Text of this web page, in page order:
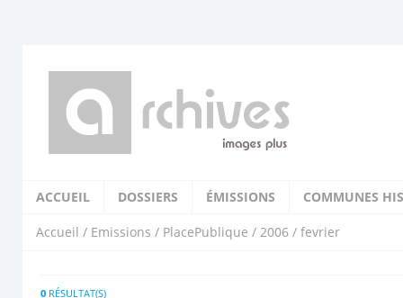
ACCUEIL DOSSIERS ÉMISSIONS COMMUNES
Accueil / Emissions / PlacePublique / 2006 / fevrier
0 RÉSULTAT(S)